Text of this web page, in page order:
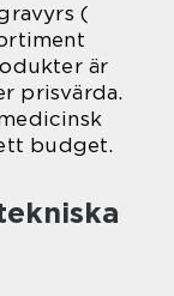
(
är
prisvärda.
budget.